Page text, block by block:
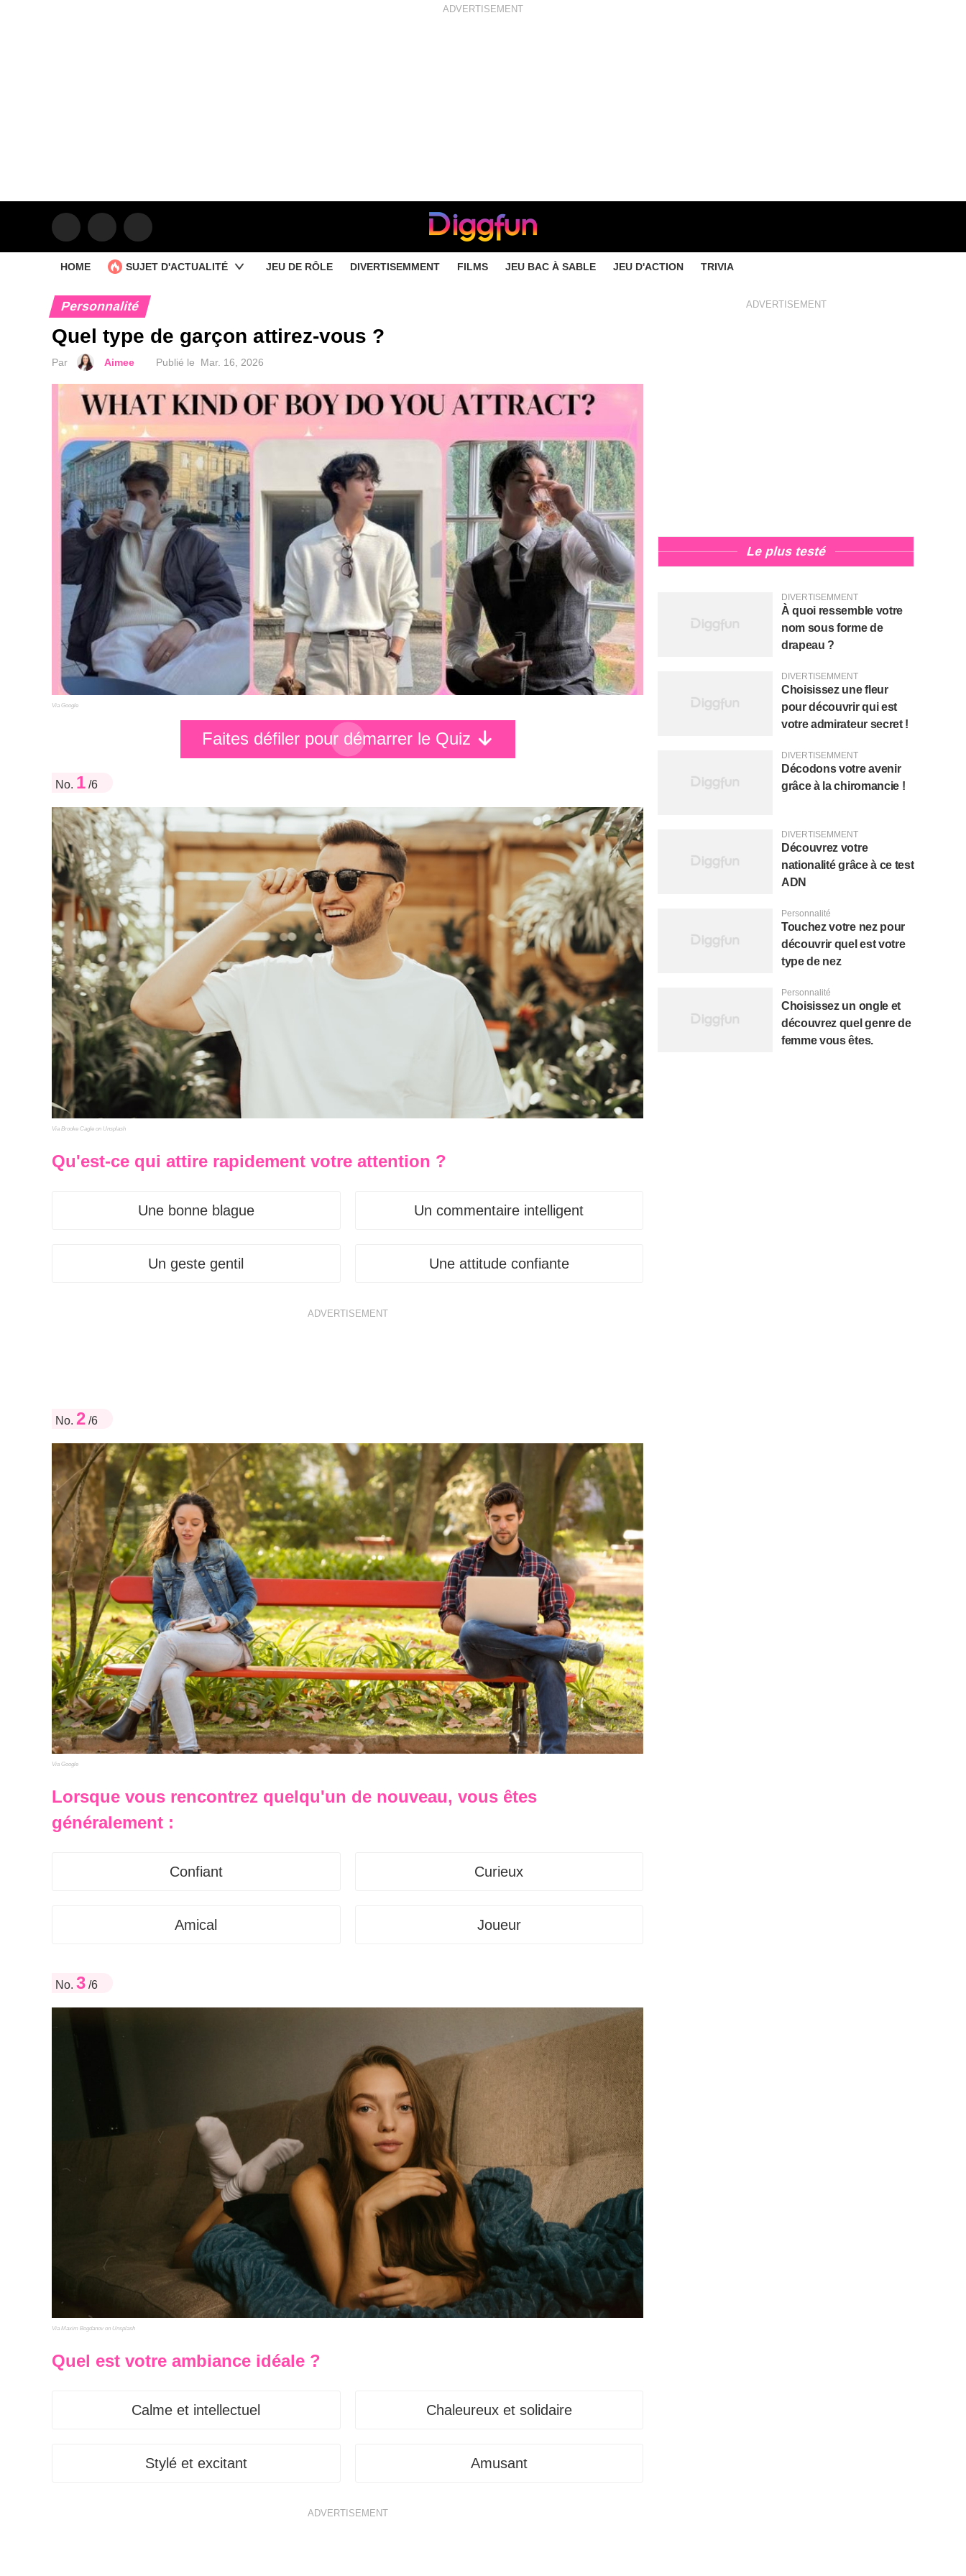
ADVERTISEMENT
HOME SUJET D'ACTUALITÉ JEU DE RÔLE DIVERTISEMMENT FILMS JEU BAC À SABLE JEU D'ACTION TRIVIA
Personnalité
Quel type de garçon attirez-vous ?
Par Aimee Publié le Mar. 16, 2026
Via Google
Faites défiler pour démarrer le Quiz
No. 1 /6
Via Brooke Cagle on Unsplash
Qu'est-ce qui attire rapidement votre attention ?
Une bonne blague Un commentaire intelligent
Un geste gentil Une attitude confiante
ADVERTISEMENT
No. 2 /6
Via Google
Lorsque vous rencontrez quelqu'un de nouveau, vous êtes
généralement :
Confiant Curieux
Amical Joueur
No. 3 /6
Via Maxim Bogdanov on Unsplash
Quel est votre ambiance idéale ?
Calme et intellectuel Chaleureux et solidaire
Stylé et excitant Amusant
ADVERTISEMENT
ADVERTISEMENT
Le plus testé
DIVERTISEMMENT
À quoi ressemble votre
nom sous forme de
drapeau ?
DIVERTISEMMENT
Choisissez une fleur
pour découvrir qui est
votre admirateur secret !
DIVERTISEMMENT
Décodons votre avenir
grâce à la chiromancie !
DIVERTISEMMENT
Découvrez votre
nationalité grâce à ce test
ADN
Personnalité
Touchez votre nez pour
découvrir quel est votre
type de nez
Personnalité
Choisissez un ongle et
découvrez quel genre de
femme vous êtes.